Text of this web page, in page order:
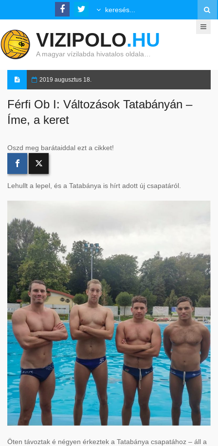
VIZIPOLO.HU
A magyar vízilabda hivatalos oldala…
2019 augusztus 18.
Férfi Ob I: Változások Tatabányán –
Íme, a keret
Oszd meg barátaiddal ezt a cikket!
Lehullt a lepel, és a Tatabánya is hírt adott új csapatáról.
Öten távoztak é négyen érkeztek a Tatabánya csapatához – áll a